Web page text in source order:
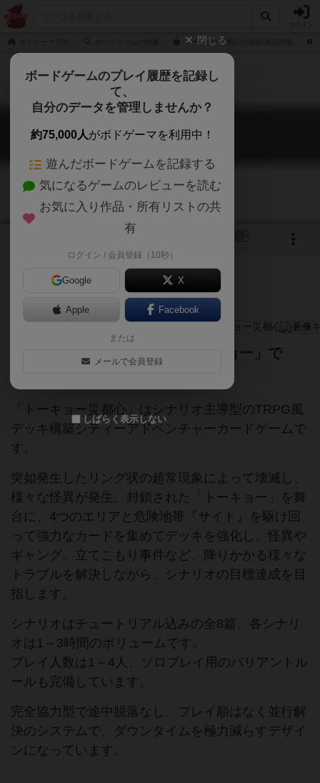
トーキョー災都心の通販/商品詳細
トーキョー災都心
TOKYO SITE-SEEING
怪異が溢れ、封鎖された「トーキョー」で
今日を生き抜こう！
「トーキョー災都心」はシナリオ主導型のTRPG風
デッキ構築シティーアドベンチャーカードゲームで
す。
突如発生したリング状の超常現象によって壊滅し、
様々な怪異が発生、封鎖された「トーキョー」を舞
台に、4つのエリアと危険地帯『サイト』を駆け回
って強力なカードを集めてデッキを強化し、怪異や
ギャング、立てこもり事件など、降りかかる様々な
トラブルを解決しながら、シナリオの目標達成を目
指します。
シナリオはチュートリアル込みの全8篇、各シナリ
オは1～3時間のボリュームです。
プレイ人数は1～4人、ソロプレイ用のバリアントル
ールも完備しています。
完全協力型で途中脱落なし、プレイ順はなく並行解
決のシステムで、ダウンタイムを極力減らすデザイ
ンになっています。
閉じる
ボードゲームのプレイ履歴を記録し
て、
自分のデータを管理しませんか？
約75,000人がボドゲーマを利用中！
遊んだボードゲームを記録する
気になるゲームのレビューを読む
お気に入り作品・所有リストの共
有
ログイン / 会員登録（10秒）
Google X
Apple Facebook
または
メールで会員登録
しばらく表示しない